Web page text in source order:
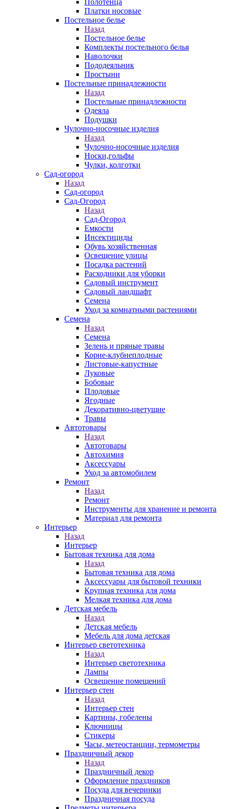
Платки носовые
Постельное белье
Назад
Постельное белье
Комплекты постельного белья
Наволочки
Пододеяльник
Простыни
Постельные принадлежности
Назад
Постельные принадлежности
Одеяла
Подушки
Чулочно-носочные изделия
Назад
Чулочно-носочные изделия
Носки,гольфы
Чулки, колготки
Сад-огород
Назад
Сад-огород
Сад-Огород
Назад
Сад-Огород
Емкости
Инсектициды
Обувь хозяйственная
Освещение улицы
Посадка растений
Расходники для уборки
Садовый инструмент
Садовый ландшафт
Семена
Уход за комнатными растениями
Семена
Назад
Семена
Зелень и пряные травы
Корне-клубнеплодные
Листовые-капустные
Луковые
Бобовые
Плодовые
Ягодные
Декоративно-цветущие
Травы
Автотовары
Назад
Автотовары
Автохимия
Аксессуары
Уход за автомобилем
Ремонт
Назад
Ремонт
Инструменты для хранение и ремонта
Материал для ремонта
Интерьер
Назад
Интерьер
Бытовая техника для дома
Назад
Бытовая техника для дома
Аксессуары для бытовой техники
Крупная техника для дома
Мелкая техника для дома
Детская мебель
Назад
Детская мебель
Мебель для дома детская
Интерьер светотехника
Назад
Интерьер светотехника
Лампы
Освещение помещений
Интерьер стен
Назад
Интерьер стен
Картины, гобелены
Ключницы
Стикеры
Часы, метеостанции, термометры
Праздничный декор
Назад
Праздничный декор
Оформление праздников
Посуда для вечеринки
Праздничная посуда